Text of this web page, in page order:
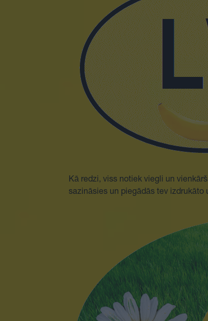
Kā redzi, viss notiek viegli un
sazināsies un piegādās tev